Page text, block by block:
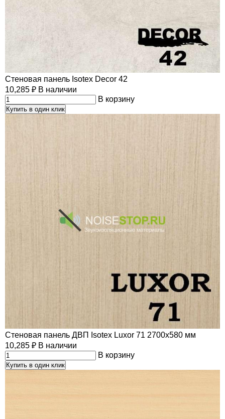
Стеновая панель Isotex Decor 42
10,285 ₽ В наличии
В корзину
Купить в один клик
Стеновая панель ДВП Isotex Luxor 71 2700х580 мм
10,285 ₽ В наличии
В корзину
Купить в один клик